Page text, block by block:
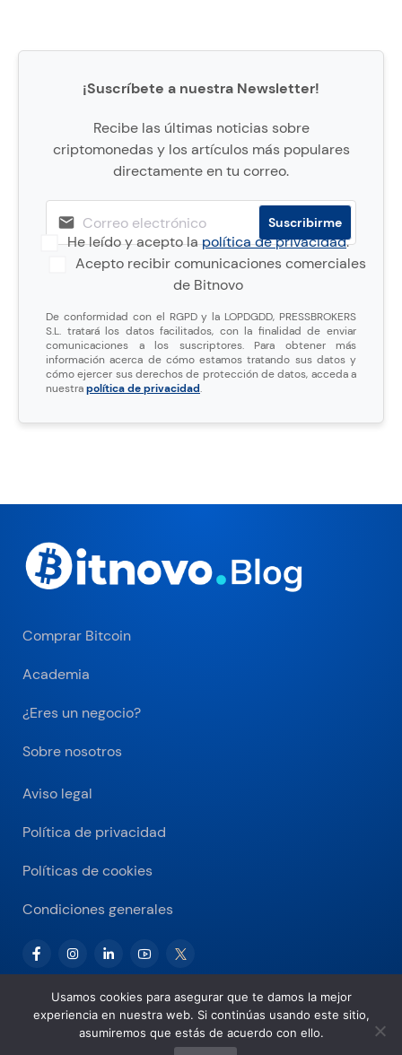
¡Suscríbete a nuestra Newsletter!
Recibe las últimas noticias sobre
criptomonedas y los artículos más populares
directamente en tu correo.
He leído y acepto lapolítica de privacidad.
Acepto recibir comunicaciones comerciales
de Bitnovo
De conformidad con el RGPD y la LOPDGDD, PRESSBROKERS
S.L. tratará los datos facilitados, con la finalidad de enviar
comunicaciones a los suscriptores. Para obtener más
información acerca de cómo estamos tratando sus datos y
cómo ejercer sus derechos de protección de datos, acceda a
nuestrapolítica de privacidad.
Comprar Bitcoin
Academia
¿Eres un negocio?
Sobre nosotros
Aviso legal
Política de privacidad
Políticas de cookies
Condiciones generales
Copyright © 2026 Bitnovo.com
Usamos cookies para asegurar que te damos la mejor
experiencia en nuestra web. Si continúas usando este sitio,
asumiremos que estás de acuerdo con ello.